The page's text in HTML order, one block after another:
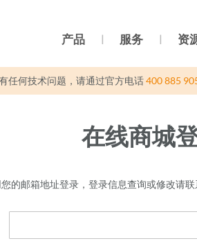
产品 服务 资
任何技术问题，请通过官方电话400 885
在线商城
的邮箱地址登录，登录信息查询或修改请联